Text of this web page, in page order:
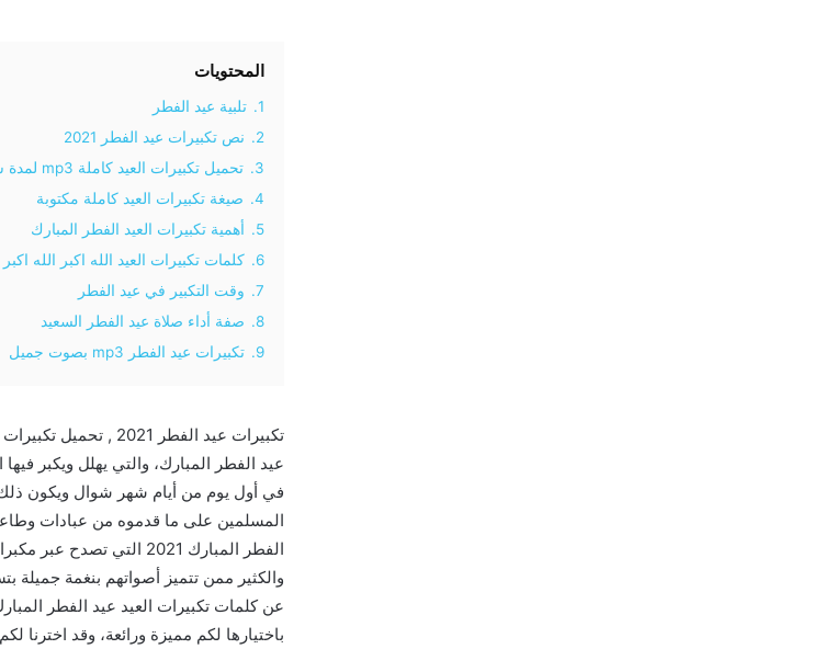
المحتويات
1.
تلبية عيد الفطر
2.
نص تكبيرات عيد الفطر 2021
3.
تحميل تكبيرات العيد كاملة mp3 لمدة ساعة
4.
صيغة تكبيرات العيد كاملة مكتوبة
5.
أهمية تكبيرات العيد الفطر المبارك
6.
كلمات تكبيرات العيد الله اكبر الله اكبر
7.
وقت التكبير في عيد الفطر
8.
صفة أداء صلاة عيد الفطر السعيد
9.
تكبيرات عيد الفطر mp3 بصوت جميل
عيد الفطر المبارك، والتي يهلل ويكبر
في أول يوم من أيام شهر شوال ويكون ذلك
المسلمين على ما قدموه من عبادات
الفطر المبارك 2021
عن كلمات تكبيرات العيد عيد الفطر
باختيارها لكم مميزة ورائعة، وقد اخترنا